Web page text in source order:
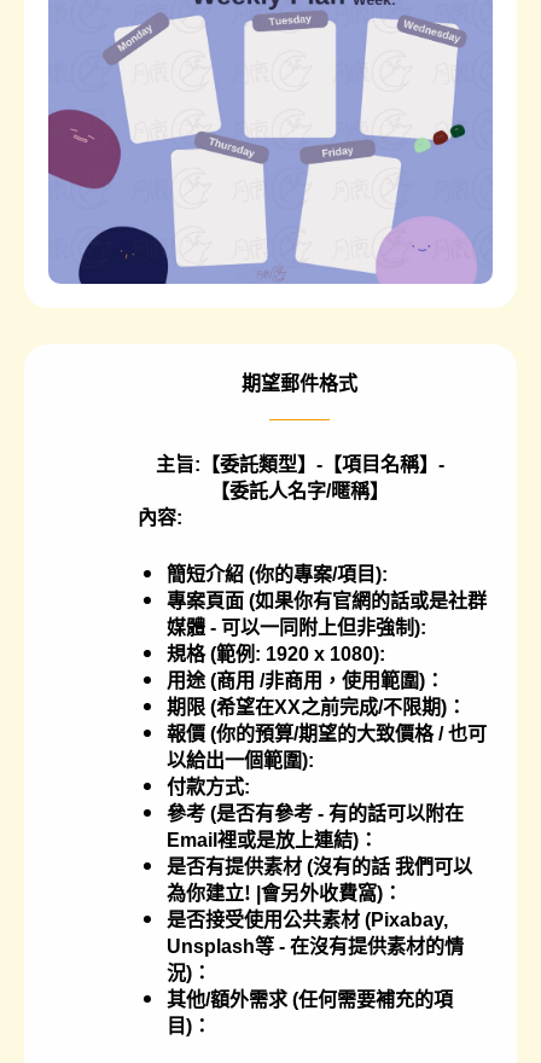
期望郵件格式
主旨:【委託類型】-【項目名稱】-
【委託人名字/暱稱】
內容​:
簡短介紹 (你的專案/項目):
專案頁面 (如果你有官網的話或是社群
媒體 - 可以一同附上但非強制):
規格 (範例: 1920 x 1080):
用途 (商用 /非商用，使用範圍)：
期限 (希望在XX之前完成/不限期)：
報價 (你的預算/期望的大致價格 / 也可
以給出一個範圍):
付款方式:
參考 (是否有參考 - 有的話可以附在
Email裡或是放上連結)：
是否有提供素材 (沒有的話 我們可以
為你建立! |會另外收費窩)：
是否接受使用公共素材 (Pixabay,
Unsplash等 - 在沒有提供素材的情
況)：
其他/額外需求 (任何需要補充的項
目)：